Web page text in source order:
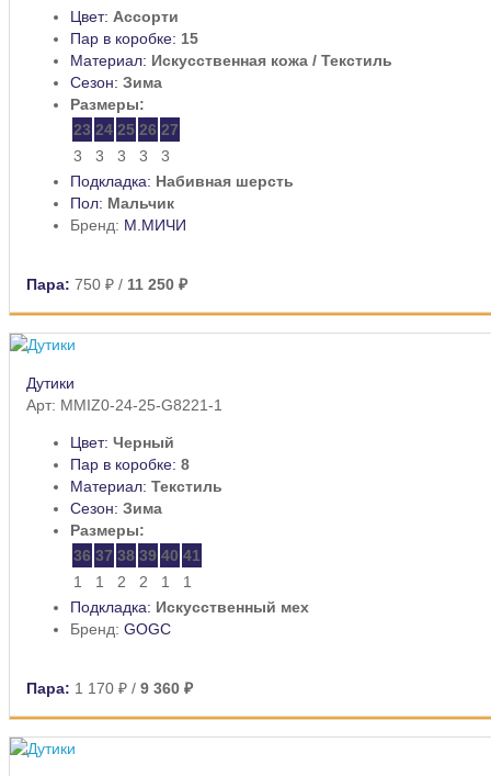
Цвет: Ассорти
Пар в коробке: 15
Материал: Искусственная кожа / Текстиль
Сезон: Зима
Размеры:
23 24 25 26 27
3
3 3 3
3
Подкладка: Набивная шерсть
Пол: Мальчик
Бренд: М.МИЧИ
Пара: 750 ₽ / 11 250 ₽
Дутики
Арт: MMIZ0-24-25-G8221-1
Цвет: Черный
Пар в коробке: 8
Материал: Текстиль
Сезон: Зима
Размеры:
36 37 38 39 40 41
1
1 2 2 1
1
Подкладка: Искусственный мех
Бренд: GOGC
Пара: 1 170 ₽ / 9 360 ₽